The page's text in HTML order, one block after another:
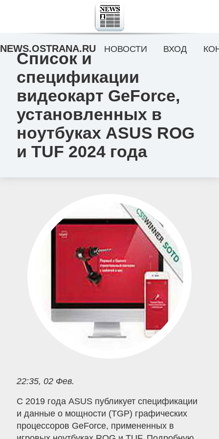
Список и
спецификации
видеокарт GeForce,
установленных в
ноутбуках ASUS ROG
и TUF 2024 года
22:35, 02 Фев.
С 2019 года ASUS публикует спецификации
и данные о мощности (TGP) графических
процессоров GeForce, примененных в
NEWS.OSTRANA.RU НОВОСТИ ВХОД